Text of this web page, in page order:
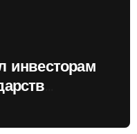
инвесторам